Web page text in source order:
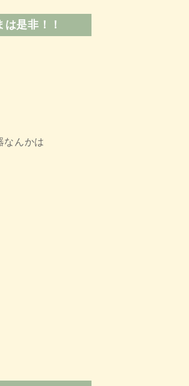
は是非！！
なんかは